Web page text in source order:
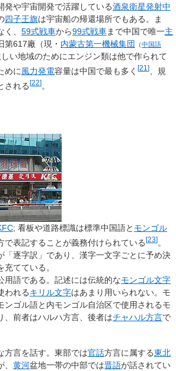
発や宇宙開発で活躍している酒泉衛星発射中
四子王旗は宇宙船の帰還場所でもある。ま
く、 59式戦車から99式戦車まで中国で唯一主
第617廠（現・ 内蒙古第一機械集団 （中国語
い地域のためにエンジン類は他で作られて
めに風力発電容量は中国で最も多く [21 ]
、規
される[22]。
; 看板や道路標識は標準中国語と モンゴル
で表記することが義務付けられている[23]。
「逐字訳」であり、漢字一文字ごとに予め決
てている。
用語である。記述には伝統的なモンゴル文字
われるキリル文字はあまり用いられない。モ
ンゴル語と内モンゴル自治区で使用されるモ
、前者はハルハ方言、後者はチャハル方言で
方言を話す。東部では官話方言に属する東北
黄河盆地一帯の中部では晋語が話されてい